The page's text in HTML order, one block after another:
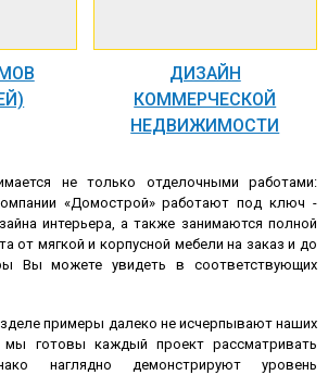
ДИЗАЙН
КОММЕРЧЕСКОЙ
НЕДВИЖИМОСТИ
не только отделочными работами:
«Домострой» работают под ключ -
интерьера, а также занимаются полной
от мягкой и корпусной мебели на заказ и до
Вы можете увидеть в соответствующих
примеры далеко не исчерпывают наших
мы готовы каждый проект рассматривать
наглядно демонстрируют уровень